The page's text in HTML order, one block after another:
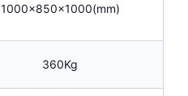
1000x850x1000(mm)
360Kg